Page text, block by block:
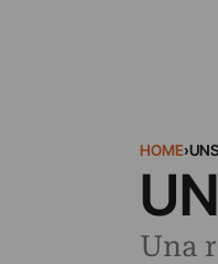
HOME›
Una